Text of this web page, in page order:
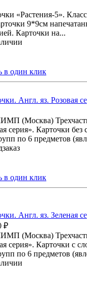
«Растения-5».
9*9см
Карточки на...
в один клик
Англ. яз. Розовая
(Москва)
серия». Карточки без
по 6 предметов
в один клик
Англ. яз. Зеленая
₽
(Москва)
серия». Карточки с
по 6 предметов